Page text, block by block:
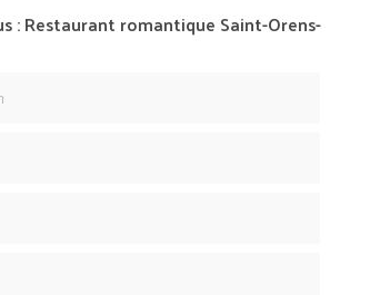
: Restaurant romantique Saint-Orens-